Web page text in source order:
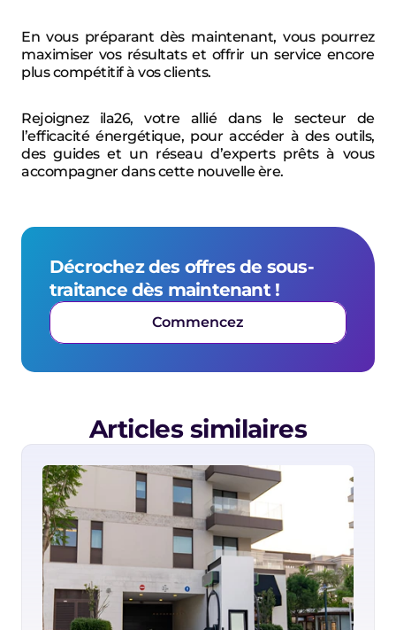
Décrochez des offres de sous-
traitance dès maintenant !
Commencez
En vous préparant dès maintenant, vous pourrez
maximiser vos résultats et offrir un service encore
plus compétitif à vos clients.
Rejoignez ila26, votre allié dans le secteur de
l’efficacité énergétique, pour accéder à des outils,
des guides et un réseau d’experts prêts à vous
accompagner dans cette nouvelle ère.
Articles similaires